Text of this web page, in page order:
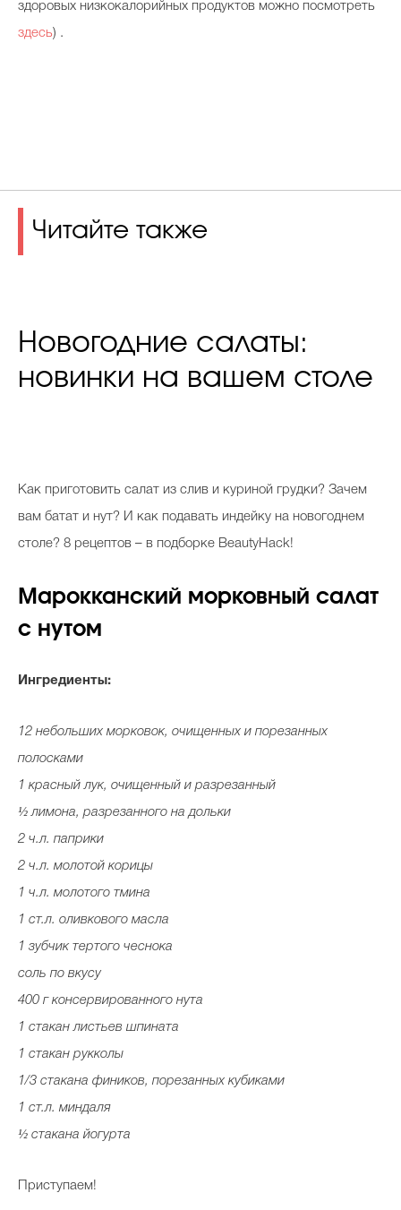
здоровых низкокалорийных продуктов можно посмотреть
здесь) .
Читайте также
Новогодние салаты:
новинки на вашем столе
Как приготовить салат из слив и куриной грудки? Зачем
вам батат и нут? И как подавать индейку на новогоднем
столе? 8 рецептов – в подборке BeautyHack!
Марокканский морковный салат
с нутом
Ингредиенты:
12 небольших морковок, очищенных и порезанных
полосками
1 красный лук, очищенный и разрезанный
½ лимона, разрезанного на дольки
2 ч.л. паприки
2 ч.л. молотой корицы
1 ч.л. молотого тмина
1 ст.л. оливкового масла
1 зубчик тертого чеснока
соль по вкусу
400 г консервированного нута
1 стакан листьев шпината
1 стакан рукколы
1/3 стакана фиников, порезанных кубиками
1 ст.л. миндаля
½ стакана йогурта
Приступаем!